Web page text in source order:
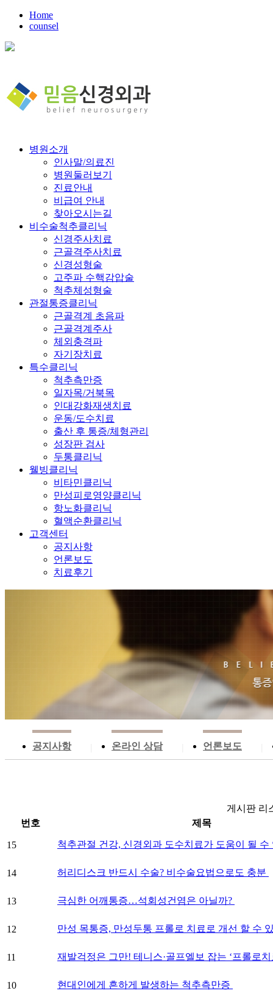
Home
counsel
병원소개
인사말/의료진
병원둘러보기
진료안내
비급여 안내
찾아오시는길
비수술척추클리닉
신경주사치료
근골격주사치료
신경성형술
고주파 수핵감압술
척추체성형술
관절통증클리닉
근골격계 초음파
근골격계주사
체외충격파
자기장치료
특수클리닉
척추측만증
일자목/거북목
인대강화재생치료
운동/도수치료
출산 후 통증/체형관리
성장판 검사
두통클리닉
웰빙클리닉
비타민클리닉
만성피로영양클리닉
항노화클리닉
혈액순환클리닉
고객센터
공지사항
언론보도
치료후기
공지사항 온라인 상담 언론보도
게시판 리
번호
제목
15 척추관절 건강, 신경외과 도수치료가 도움이 될
14 허리디스크 반드시 수술? 비수술요법으로도 충분
13 극심한 어깨통증…석회성건염은 아닐까?
12 만성 목통증, 만성두통 프롤로 치료로 개선 할 수
11 재발걱정은 그만! 테니스·골프엘보 잡는 ‘프롤로
10 현대인에게 흔하게 발생하는 척추측만증